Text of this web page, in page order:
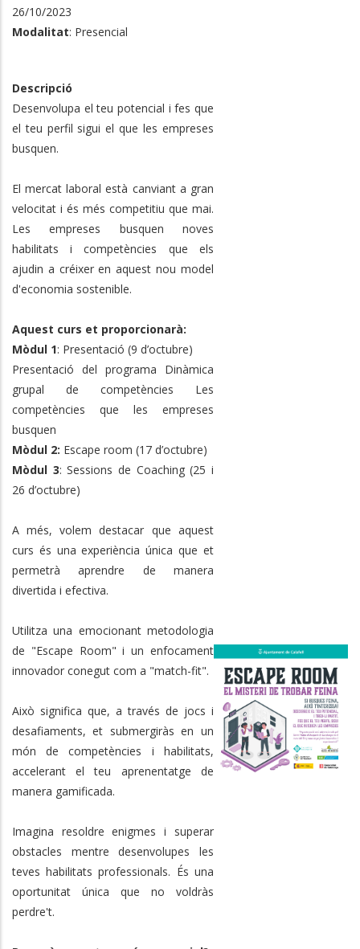
26/10/2023
Modalitat: Presencial
Descripció
Desenvolupa el teu potencial i fes que
el teu perfil sigui el que les empreses
busquen.
El mercat laboral està canviant a gran
velocitat i és més competitiu que mai.
Les empreses busquen noves
habilitats i competències que els
ajudin a créixer en aquest nou model
d'economia sostenible.
Aquest curs et proporcionarà:
Mòdul 1: Presentació (9 d’octubre)
Presentació del programa Dinàmica
grupal de competències Les
competències que les empreses
busquen
Mòdul 2: Escape room (17 d’octubre)
Mòdul 3: Sessions de Coaching (25 i
26 d’octubre)
A més, volem destacar que aquest
curs és una experiència única que et
permetrà aprendre de manera
divertida i efectiva.
Utilitza una emocionant metodologia
de "Escape Room" i un enfocament
innovador conegut com a "match-fit".
Això significa que, a través de jocs i
desafiaments, et submergiràs en un
món de competències i habilitats,
accelerant el teu aprenentatge de
manera gamificada.
Imagina resoldre enigmes i superar
obstacles mentre desenvolupes les
teves habilitats professionals. És una
oportunitat única que no voldràs
perdre't.